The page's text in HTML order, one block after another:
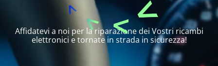
Affidatevi a noi per la riparazione dei Vostri ricambi
elettronici e tornate in strada in sicurezza!